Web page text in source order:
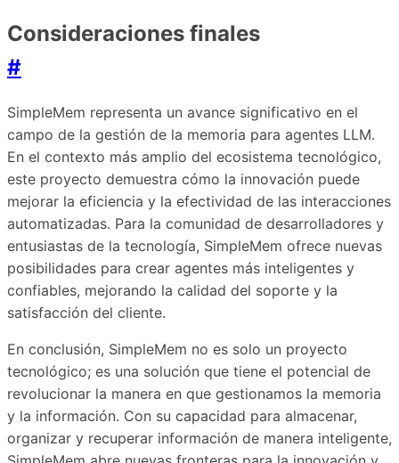
Consideraciones finales
#
SimpleMem representa un avance significativo en el
campo de la gestión de la memoria para agentes LLM.
En el contexto más amplio del ecosistema tecnológico,
este proyecto demuestra cómo la innovación puede
mejorar la eficiencia y la efectividad de las interacciones
automatizadas. Para la comunidad de desarrolladores y
entusiastas de la tecnología, SimpleMem ofrece nuevas
posibilidades para crear agentes más inteligentes y
confiables, mejorando la calidad del soporte y la
satisfacción del cliente.
En conclusión, SimpleMem no es solo un proyecto
tecnológico; es una solución que tiene el potencial de
revolucionar la manera en que gestionamos la memoria
y la información. Con su capacidad para almacenar,
organizar y recuperar información de manera inteligente,